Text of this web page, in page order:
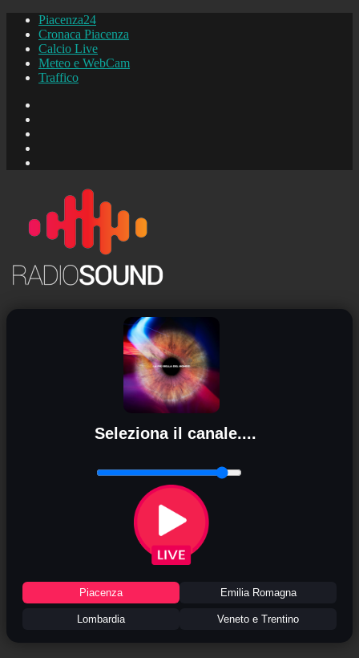
Piacenza24
Cronaca Piacenza
Calcio Live
Meteo e WebCam
Traffico
Seleziona il canale....
Piacenza Emilia Romagna
Lombardia Veneto e Trentino